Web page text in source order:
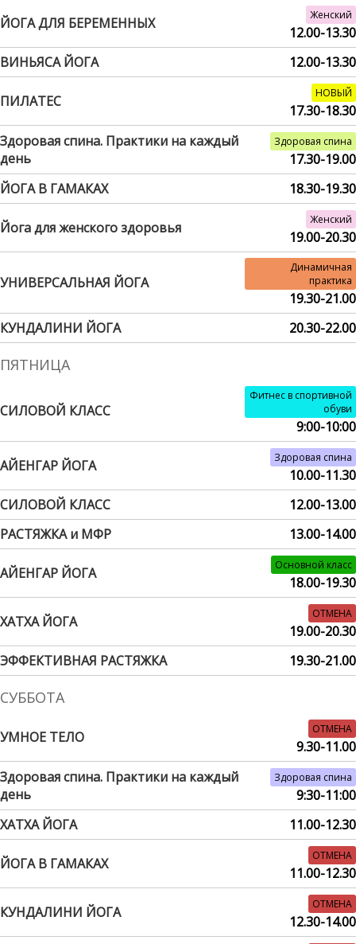
ЙОГА ДЛЯ БЕРЕМЕННЫХ Женский
12.00-13.30
ВИНЬЯСА ЙОГА
12.00-13.30
ПИЛАТЕС НОВЫЙ
17.30-18.30
Здоровая спина. Практики на каждый
день
Здоровая спина
17.30-19.00
ЙОГА В ГАМАКАХ
18.30-19.30
Йога для женского здоровья Женский
19.00-20.30
УНИВЕРСАЛЬНАЯ ЙОГА
Динамичная
практика
19.30-21.00
КУНДАЛИНИ ЙОГА
20.30-22.00
ПЯТНИЦА
СИЛОВОЙ КЛАСС
Фитнес в спортивной
обуви
9:00-10:00
АЙЕНГАР ЙОГА Здоровая спина
10.00-11.30
СИЛОВОЙ КЛАСС
12.00-13.00
РАСТЯЖКА и МФР
13.00-14.00
АЙЕНГАР ЙОГА Основной класс
18.00-19.30
ХАТХА ЙОГА ОТМЕНА
19.00-20.30
ЭФФЕКТИВНАЯ РАСТЯЖКА
19.30-21.00
СУББОТА
УМНОЕ ТЕЛО ОТМЕНА
9.30-11.00
Здоровая спина. Практики на каждый
день
Здоровая спина
9:30-11:00
ХАТХА ЙОГА
11.00-12.30
ЙОГА В ГАМАКАХ ОТМЕНА
11.00-12.30
КУНДАЛИНИ ЙОГА ОТМЕНА
12.30-14.00